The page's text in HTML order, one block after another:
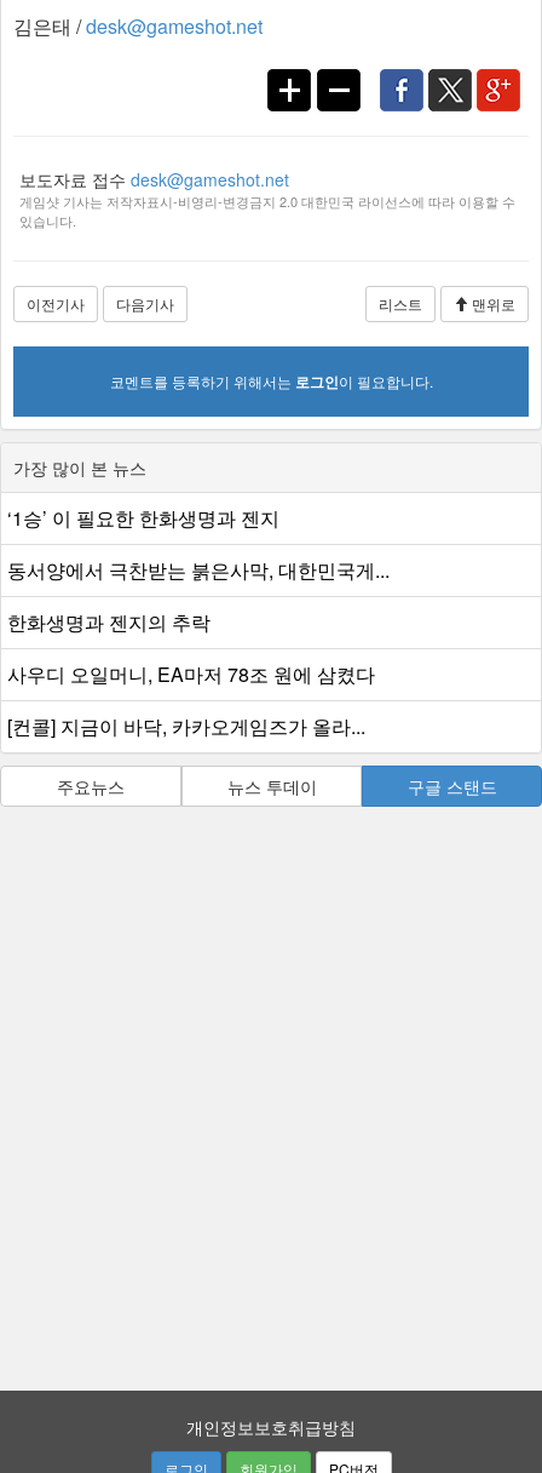
김은태 /desk@gameshot.net
보도자료 접수 desk@gameshot.net
게임샷 기사는 저작자표시-비영리-변경금지 2.0 대한민국 라이선스에 따라 이용할 수
있습니다.
이전기사 다음기사 리스트 맨위로
코멘트를 등록하기 위해서는 로그인이 필요합니다.
가장 많이 본 뉴스
‘1승’ 이 필요한 한화생명과 젠지
동서양에서 극찬받는 붉은사막, 대한민국게...
한화생명과 젠지의 추락
사우디 오일머니, EA마저 78조 원에 삼켰다
[컨콜] 지금이 바닥, 카카오게임즈가 올라...
주요뉴스 뉴스 투데이 구글 스탠드
개인정보보호취급방침